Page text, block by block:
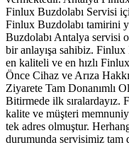
Finlux Buzdolabı Servisi
Finlux Buzdolabı tamirini
Buzdolabı Antalya servisi
bir anlayışa sahibiz.
en kaliteli ve en hızlı
Önce Cihaz ve Arıza
Ziyarete Tam Donanımlı
Bitirmede ilk sıralardayız.
kalite ve müşteri
tek adres olmuştur.
durumunda servisimiz tam